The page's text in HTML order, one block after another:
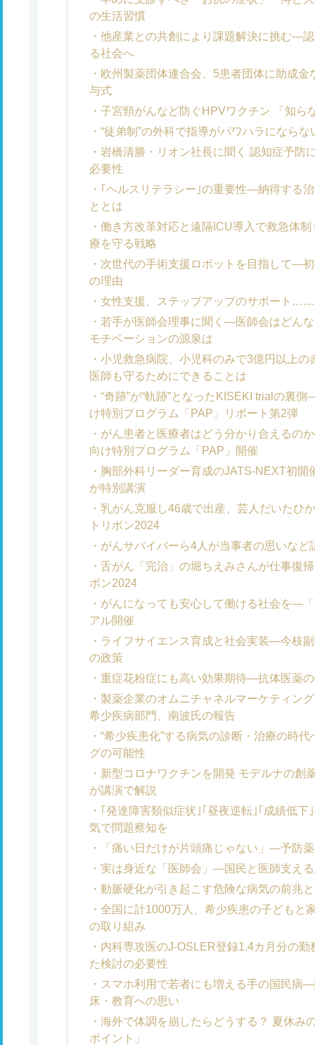
の生活習慣
他産業との共創により課題解決に挑む―
る社会へ
欧州製薬団体連合会、5患者団体に助成
与式
子宮頸がんなど防ぐHPVワクチン 「知ら
“徒弟制”の外科で指導がパワハラになら
岩橋清勝・リオン社長に聞く 認知症予
必要性
｢ヘルスリテラシー｣の重要性―納得する
ととは
働き方改革対応と遠隔ICU導入で救急体
療を守る戦略
次世代の手術支援ロボットを目指して―
の理由
女性支援、ステップアップのサポート
若手が医師会理事に聞く―医師会はどん
モチベーションの源泉は
小児救急病院、小児科のみで3億円以上
医師も守るためにできることは
“奇跡”が“軌跡”となったKISEKI trialの裏
け特別プログラム「PAP」リポート第2弾
がん患者と医療者はどう分かり合えるの
向け特別プログラム「PAP」開催
胸部外科リーダー育成のJATS-NEXT初
が特別講演
乳がん克服し46歳で出産、芸人だいたひ
トリボン2024
がんサバイバーら4人が当事者の思いな
舌がん「完治」の堀ちえみさんが仕事復
ボン2024
がんになっても安心して働ける社会を―
アル開催
ライフサイエンス育成と社会実装―今枝
の政策
重症花粉症にも高い効果期待―抗体医薬
製薬企業のオムニチャネルマーケティ
希少疾病部門、南波氏の報告
“希少疾患化”する病気の診断・治療の時
グの可能性
新型コロナワクチンを開発 モデルナの創
が講演で解説
｢発達障害類似症状｣｢昼夜逆転｣｢成績低
気で問題察知を
「痛い日だけが片頭痛じゃない」―予防
実は身近な「医師会」―国民と医師支え
動脈硬化が引き起こす危険な病気の前兆
全国に計1000万人、希少疾患の子どもと
の取り組み
内科専攻医のJ-OSLER登録1.4カ月分の
た検討の必要性
スマホ利用で若者にも増える手の国民病
床・教育への思い
海外で体調を崩したらどうする？ 夏休み
ポイント」